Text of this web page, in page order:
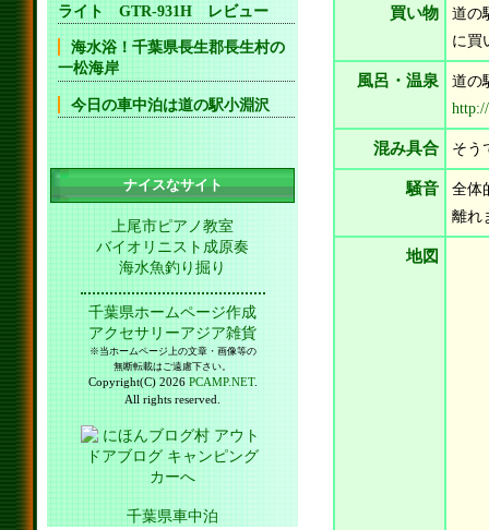
買い物
道の
に買
風呂・温泉
道の
混み具合 そう
騒音
全体
離れ
地図
ライト GTR-931H レビュー
海水浴！千葉県長生郡長生村の
一松海岸
今日の車中泊は道の駅小淵沢
ナイスなサイト
上尾市ピアノ教室
バイオリニスト成原奏
海水魚釣り掘り
千葉県ホームページ作成
アクセサリーアジア雑貨
※当ホームページ上の文章・画像等の
無断転載はご遠慮下さい。
Copyright(C) 2026 PCAMP.NET.
All rights reserved.
千葉県車中泊